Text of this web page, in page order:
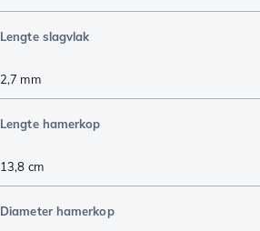
Lengte slagvlak
2,7 mm
Lengte hamerkop
13,8 cm
Diameter hamerkop